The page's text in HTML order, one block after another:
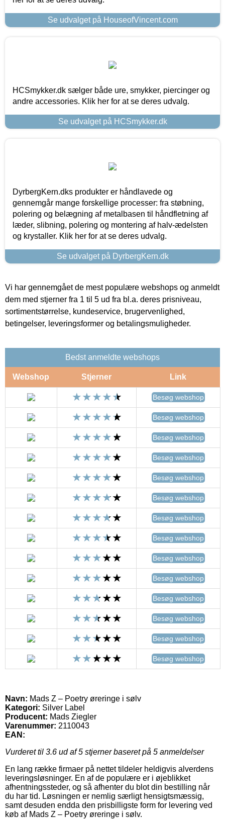
Se udvalget på HouseofVincent.com
HCSmykker.dk sælger både ure, smykker, piercinger og
andre accessories. Klik her for at se deres udvalg.
Se udvalget på HCSmykker.dk
DyrbergKern.dks produkter er håndlavede og
gennemgår mange forskellige processer: fra støbning,
polering og belægning af metalbasen til håndfletning af
læder, slibning, polering og montering af halv-ædelsten
og krystaller. Klik her for at se deres udvalg.
Se udvalget på DyrbergKern.dk
Vi har gennemgået de mest populære webshops og anmeldt
dem med stjerner fra 1 til 5 ud fra bl.a. deres prisniveau,
sortimentstørrelse, kundeservice, brugervenlighed,
betingelser, leveringsformer og betalingsmuligheder.
Bedst anmeldte webshops
Webshop Stjerner Link
Besøg webshop
Besøg webshop
Besøg webshop
Besøg webshop
Besøg webshop
Besøg webshop
Besøg webshop
Besøg webshop
Besøg webshop
Besøg webshop
Besøg webshop
Besøg webshop
Besøg webshop
Besøg webshop
Navn: Mads Z – Poetry øreringe i sølv
Kategori: Silver Label
Producent: Mads Ziegler
Varenummer: 2110043
EAN:
Vurderet til 3.6 ud af 5 stjerner baseret på 5 anmeldelser
En lang række firmaer på nettet tildeler heldigvis alverdens
leveringsløsninger. En af de populære er i øjeblikket
afhentningssteder, og så afhenter du blot din bestilling når
du har tid. Løsningen er nemlig særligt hensigtsmæssig,
samt desuden endda den prisbilligste form for levering ved
køb af Mads Z – Poetry øreringe i sølv.